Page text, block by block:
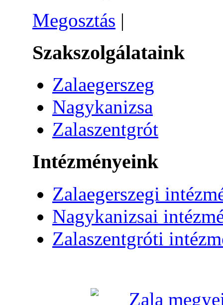
Megosztás |
Szakszolgálataink
Zalaegerszeg
Nagykanizsa
Zalaszentgrót
Intézményeink
Zalaegerszegi
Nagykanizsai
Zalaszentgróti